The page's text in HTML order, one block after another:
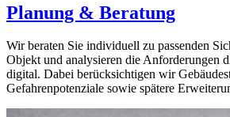
Planung & Beratung
Wir beraten Sie individuell zu passenden
Objekt und analysieren die Anforderungen
digital. Dabei berücksichtigen wir
Gefahrenpotenziale sowie spätere